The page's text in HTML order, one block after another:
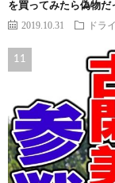
を買ってみたら偽物だ
2019.10.31 ドラ